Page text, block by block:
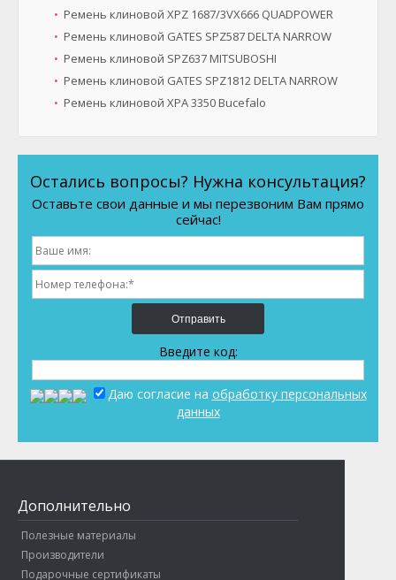
Ремень клиновой XPZ 1687/3VX666 QUADPOWER
Ремень клиновой GATES SPZ587 DELTA NARROW
Ремень клиновой SPZ637 MITSUBOSHI
Ремень клиновой GATES SPZ1812 DELTA NARROW
Ремень клиновой XPA 3350 Bucefalo
Остались вопросы? Нужна консультация?
Оставьте свои данные и мы перезвоним Вам прямо
сейчас!
Отправить
Введите код:
Даю согласие на обработку персональных
данных
Дополнительно
Полезные материалы
Производители
Подарочные сертификаты